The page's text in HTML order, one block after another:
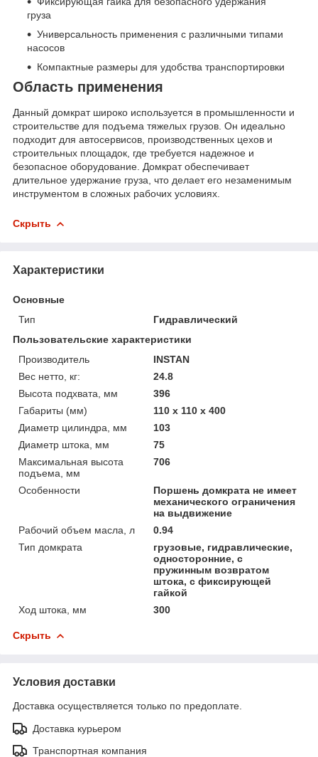
груза
Универсальность применения с различными типами
насосов
Компактные размеры для удобства транспортировки
Область применения
Данный домкрат широко используется в промышленности и
строительстве для подъема тяжелых грузов. Он идеально
подходит для автосервисов, производственных цехов и
строительных площадок, где требуется надежное и
безопасное оборудование. Домкрат обеспечивает
длительное удержание груза, что делает его незаменимым
инструментом в сложных рабочих условиях.
Скрыть
Характеристики
Основные
Тип
Гидравлический
Пользовательские характеристики
Производитель
INSTAN
Вес нетто, кг:
24.8
Высота подхвата, мм
396
Габариты (мм)
110 х 110 х 400
Диаметр цилиндра, мм
103
Диаметр штока, мм
75
Максимальная высота
подъема, мм
706
Особенности
Поршень домкрата не имеет
механического ограничения
на выдвижение
Рабочий объем масла, л
0.94
Тип домкрата
грузовые, гидравлические,
односторонние, с
пружинным возвратом
штока, с фиксирующей
гайкой
Ход штока, мм
300
Скрыть
Условия доставки
Доставка осуществляется только по предоплате.
Доставка курьером
Транспортная компания